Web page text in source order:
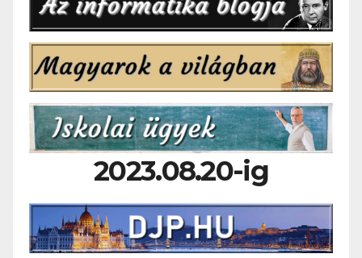
2023.08.20-ig